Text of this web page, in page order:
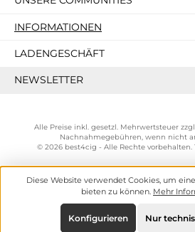
INFORMATIONEN
LADENGESCHÄFT
NEWSLETTER
Alle Preise inkl. gesetzl. Mehrwertsteuer zzgl.
Nachnahmegebühren, wenn nicht
© 2026 best4cig - Alle Rechte vorbehalten.
Diese Website verwendet Cookies, um
bieten zu können. Mehr
Nur
Konfigurieren